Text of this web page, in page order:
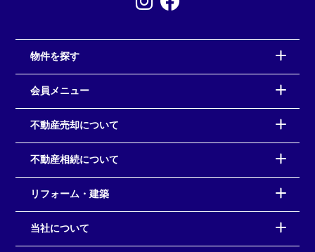
物件を探す
会員メニュー
不動産売却について
不動産相続について
リフォーム・建築
当社について